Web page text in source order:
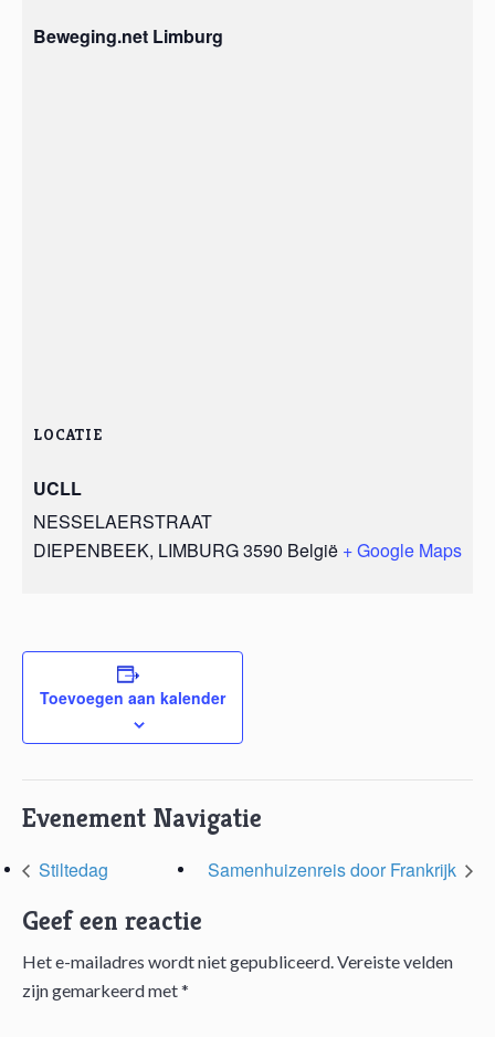
Beweging.net Limburg
LOCATIE
UCLL
NESSELAERSTRAAT
DIEPENBEEK, LIMBURG3590 België + Google Maps
Toevoegen aan kalender
Evenement Navigatie
Stiltedag Samenhuizenreis door Frankrijk
Lees
Geef een reactie
Het e-mailadres wordt niet gepubliceerd. Vereiste velden
zijn gemarkeerd met*